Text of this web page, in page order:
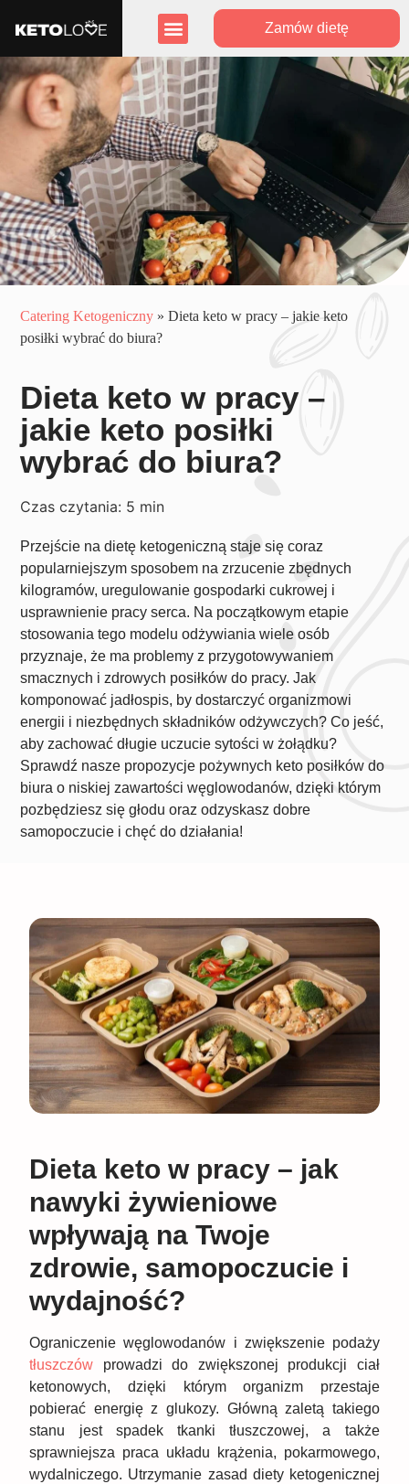
Zamów dietę
Catering Ketogeniczny »Dieta keto w pracy – jakie keto
posiłki wybrać do biura?
Dieta keto w pracy –
jakie keto posiłki
wybrać do biura?
Czas czytania: 5 min
Przejście na dietę ketogeniczną staje się coraz
popularniejszym sposobem na zrzucenie zbędnych
kilogramów, uregulowanie gospodarki cukrowej i
usprawnienie pracy serca. Na początkowym etapie
stosowania tego modelu odżywiania wiele osób
przyznaje, że ma problemy z przygotowywaniem
smacznych i zdrowych posiłków do pracy. Jak
komponować jadłospis, by dostarczyć organizmowi
energii i niezbędnych składników odżywczych? Co jeść,
aby zachować długie uczucie sytości w żołądku?
Sprawdź nasze propozycje pożywnych keto posiłków do
biura o niskiej zawartości węglowodanów, dzięki którym
pozbędziesz się głodu oraz odzyskasz dobre
samopoczucie i chęć do działania!
Dieta keto w pracy – jak
nawyki żywieniowe
wpływają na Twoje
zdrowie, samopoczucie i
wydajność?
Ograniczenie węglowodanów i zwiększenie podaży
tłuszczów prowadzi do zwiększonej produkcji ciał
ketonowych, dzięki którym organizm przestaje
pobierać energię z glukozy. Główną zaletą takiego
stanu jest spadek tkanki tłuszczowej, a także
sprawniejsza praca układu krążenia, pokarmowego,
wydalniczego. Utrzymanie zasad diety ketogenicznej